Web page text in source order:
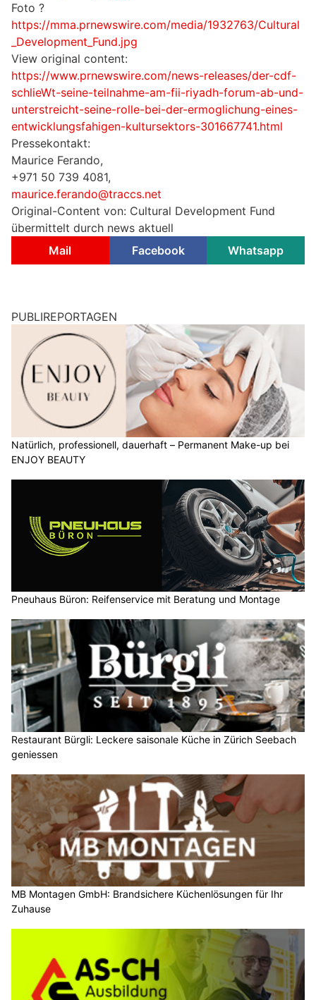
Foto ?
https://mma.prnewswire.com/media/1932763/Cultural
_Development_Fund.jpg
View original content:
https://www.prnewswire.com/news-releases/der-cdf-
schlieWt-seine-teilnahme-am-fii-riyadh-forum-ab-und-
unterstreicht-seine-rolle-bei-der-ermoglichung-eines-
entwicklungsfahigen-kultursektors-301667741.html
Pressekontakt:
Maurice Ferando,
+971 50 739 4081,
maurice.ferando@traccs.net
Original-Content von: Cultural Development Fund
übermittelt durch news aktuell
Mail
Facebook Whatsapp
PUBLIREPORTAGEN
Natürlich, professionell, dauerhaft – Permanent Make-up bei
ENJOY BEAUTY
Pneuhaus Büron: Reifenservice mit Beratung und Montage
Restaurant Bürgli: Leckere saisonale Küche in Zürich Seebach
geniessen
MB Montagen GmbH: Brandsichere Küchenlösungen für Ihr
Zuhause